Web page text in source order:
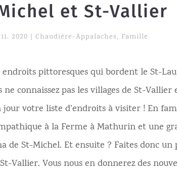
et St-Vallier
2020 Chaudière-Appalaches, Famille
pittoresques qui bordent le St-
ne connaissez pas les villages de St-
votre liste d’endroits à visiter ! En
à la Ferme à Mathurin et une
de St-Michel. Et ensuite ? Faites donc
Vallier. Vous nous en donnerez des